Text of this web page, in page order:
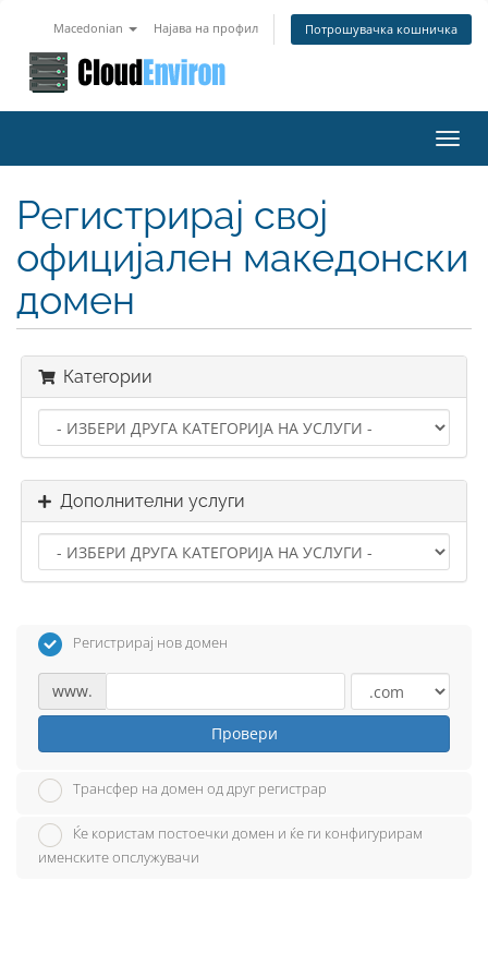
Macedonian Најава на профил Потрошувачка кошничка
Регистрирај свој
официјален македонски
домен
Категории
Дополнителни услуги
Регистрирај нов домен
www.
Провери
Трансфер на домен од друг регистрар
Ќе користам постоечки домен и ќе ги конфигурирам
именските опслужувачи